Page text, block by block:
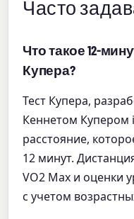
Часто
Что такое 12-
Купера?
Тест Купера,
Кеннетом Купером
расстояние,
12 минут.
VO2 Max и оценки
с учетом